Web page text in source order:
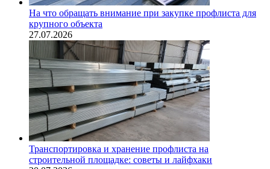
На что обращать внимание при закупке профлиста для
крупного объекта
27.07.2026
Транспортировка и хранение профлиста на
строительной площадке: советы и лайфхаки